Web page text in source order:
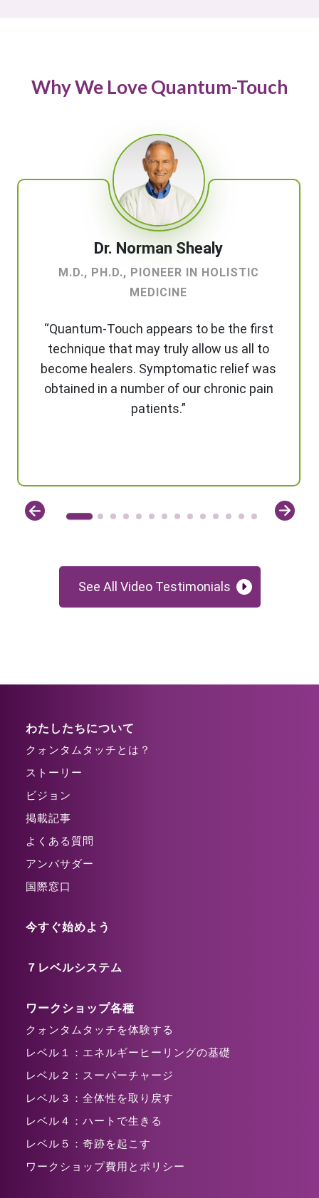
Why We Love Quantum-Touch
Dr. Norman Shealy
M.D., PH.D., PIONEER IN HOLISTIC
MEDICINE
“Quantum-Touch appears to be the first
technique that may truly allow us all to
become healers. Symptomatic relief was
obtained in a number of our chronic pain
patients.”
See All Video Testimonials
わたしたちについて
クォンタムタッチとは？
ストーリー
ビジョン
掲載記事
よくある質問
アンバサダー
国際窓口
今すぐ始めよう
７レベルシステム
ワークショップ各種
クォンタムタッチを体験する
レベル１：エネルギーヒーリングの基礎
レベル２：スーパーチャージ
レベル３：全体性を取り戻す
レベル４：ハートで生きる
レベル５：奇跡を起こす
ワークショップ費用とポリシー